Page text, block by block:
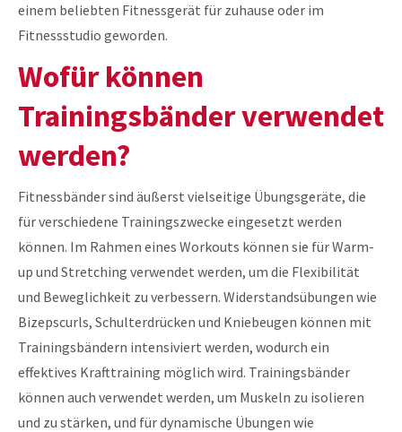
einem beliebten Fitnessgerät für zuhause oder im
Fitnessstudio geworden.
Wofür können
Trainingsbänder verwendet
werden?
Fitnessbänder sind äußerst vielseitige Übungsgeräte, die
für verschiedene Trainingszwecke eingesetzt werden
können. Im Rahmen eines Workouts können sie für Warm-
up und Stretching verwendet werden, um die Flexibilität
und Beweglichkeit zu verbessern. Widerstandsübungen wie
Bizepscurls, Schulterdrücken und Kniebeugen können mit
Trainingsbändern intensiviert werden, wodurch ein
effektives Krafttraining möglich wird. Trainingsbänder
können auch verwendet werden, um Muskeln zu isolieren
und zu stärken, und für dynamische Übungen wie